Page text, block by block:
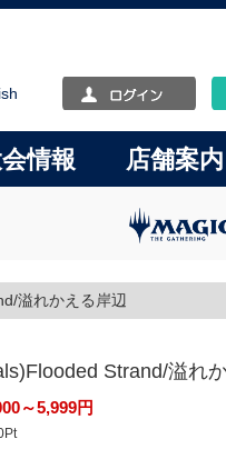
情報 店舗案内
溢れかえる岸辺
Strand/溢れ
～5,999円
Pt